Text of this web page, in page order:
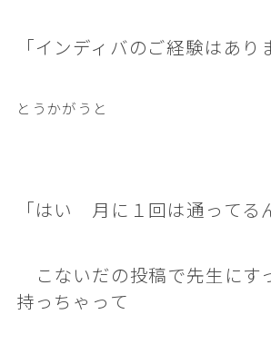
「インディバのご経験はあり
とうかがうと
「はい 月に１回は通ってる
こないだの投稿で先生にす
持っちゃって